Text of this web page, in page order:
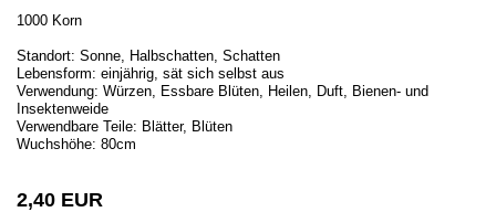
1000 Korn
Standort: Sonne, Halbschatten, Schatten
Lebensform: einjährig, sät sich selbst aus
Verwendung: Würzen, Essbare Blüten, Heilen, Duft, Bienen- und
Insektenweide
Verwendbare Teile: Blätter, Blüten
Wuchshöhe: 80cm
2,40 EUR